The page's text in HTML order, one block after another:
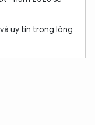
uy tín trong lòng